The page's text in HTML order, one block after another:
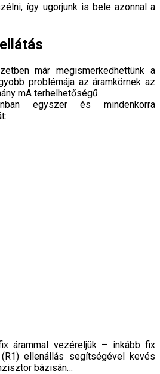
így ugorjunk is bele azonnal a
már megismerkedhettünk a
problémája az áramkörnek az
mA terhelhetőségű.
egyszer és mindenkorra
árammal vezéreljük – inkább fix
ellenállás segítségével kevés
bázisán…